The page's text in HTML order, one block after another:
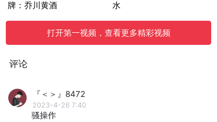
牌：乔川黄酒
水
打开第一视频，查看更多精彩视频
评论
『＜＞』8472
2023-4-26 7:40
骚操作